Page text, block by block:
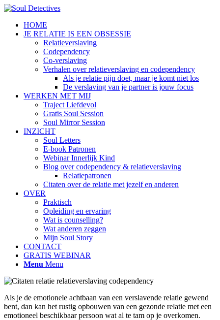
HOME
JE RELATIE IS EEN OBSESSIE
Relatieverslaving
Codependency
Co-verslaving
Verhalen over relatieverslaving en codependency
Als je relatie pijn doet, maar je komt niet los
De verslaving van je partner is jouw focus
WERKEN MET MIJ
Traject Liefdevol
Gratis Soul Session
Soul Mirror Session
INZICHT
Soul Letters
E-book Patronen
Webinar Innerlijk Kind
Blog over codependency & relatieverslaving
Relatiepatronen
Citaten over de relatie met jezelf en anderen
OVER
Praktisch
Opleiding en ervaring
Wat is counselling?
Wat anderen zeggen
Mijn Soul Story
CONTACT
GRATIS WEBINAR
Menu Menu
Als je de emotionele achtbaan van een verslavende relatie gewend
bent, dan kan het rustig opbouwen van een gezonde relatie met een
emotioneel beschikbaar persoon wat al te tam op je overkomen.